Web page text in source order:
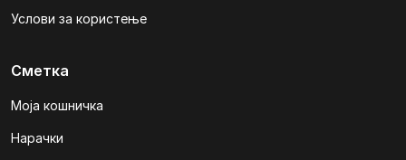
Услови за користење
Сметка
Моја кошничка
Нарачки